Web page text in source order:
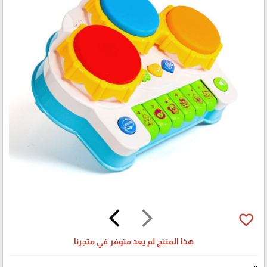
arrow_forward_ios
arrow_back_ios favorite_border
هذا المنتج لم يعد متوفر في متجرنا